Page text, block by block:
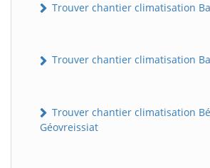
Trouver chantier climatisation
Trouver chantier climatisation
Trouver chantier climatisation
Géovreissiat